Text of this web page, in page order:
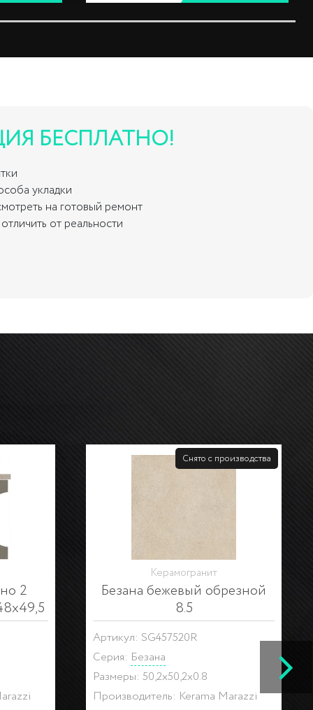
БЕСПЛАТНО!
укладки
на готовый ремонт
от реальности
9мм
Керамогранит
Декор Сорбонна ковер угол
9мм
Артикул: STG\A607\SG457020
Серия: Сорбонна
Размеры: 50,2x50,2x0.8
Производитель: Kerama Marazzi